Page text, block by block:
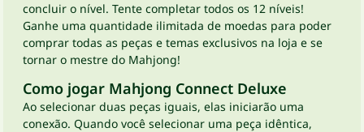
concluir o nível. Tente completar todos os 12 níveis!
Ganhe uma quantidade ilimitada de moedas para poder
comprar todas as peças e temas exclusivos na loja e se
tornar o mestre do Mahjong!
Como jogar Mahjong Connect Deluxe
Ao selecionar duas peças iguais, elas iniciarão uma
conexão. Quando você selecionar uma peça idêntica,